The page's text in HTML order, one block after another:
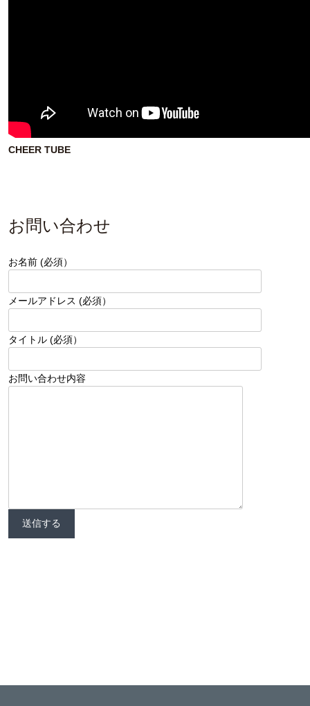
CHEER TUBE
お問い合わせ
お名前 (必須）
メールアドレス (必須）
タイトル (必須）
お問い合わせ内容